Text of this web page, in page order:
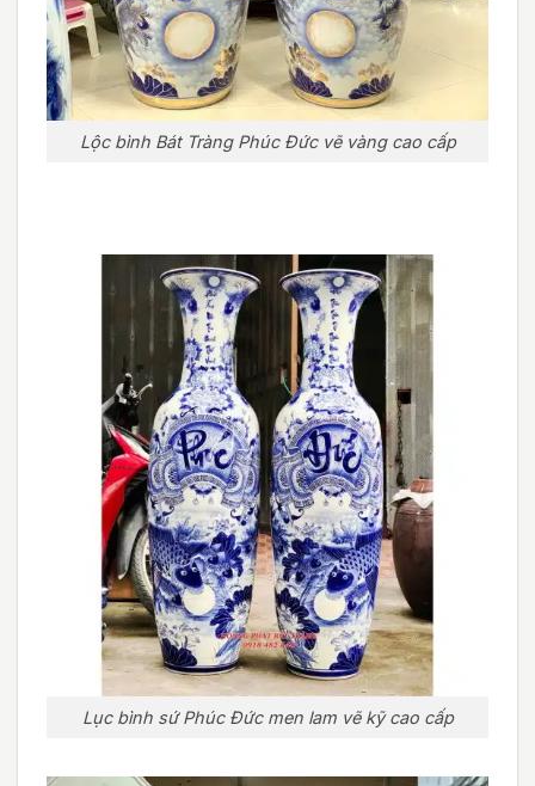
Lộc bình Bát Tràng Phúc Đức vẽ vàng cao cấp
Lục bình sứ Phúc Đức men lam vẽ kỹ cao cấp